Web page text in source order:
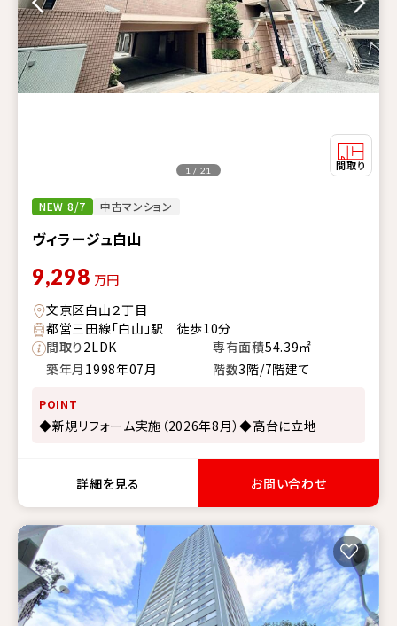
NEW 8/7 中古マンション
ヴィラージュ白山
1 / 21
9,298 万円
文京区白山２丁目
都営三田線「白山」駅 徒歩10分
間取り2LDK 専有面積54.39㎡
築年月 1998年07月 階数3階/7階建て
POINT
◆新規リフォーム実施（2026年8月）◆高台に立地
詳細を見る お問い合わせ